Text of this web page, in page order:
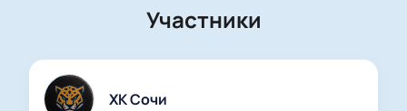
Участники
ХК Сочи